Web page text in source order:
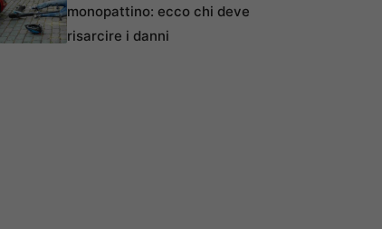
monopattino: ecco chi deve
risarcire i danni